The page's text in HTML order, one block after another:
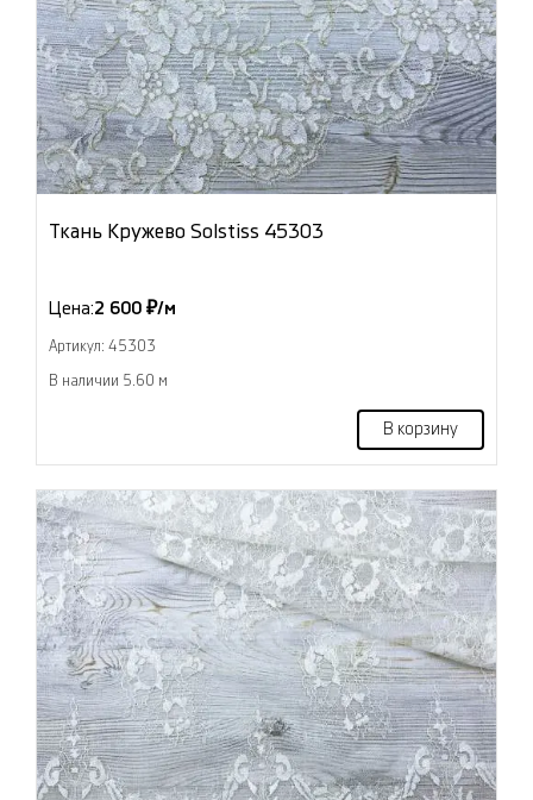
Ткань Кружево Solstiss 45303
Цена:2 600 ₽/м
Артикул: 45303
В наличии 5.60 м
В корзину